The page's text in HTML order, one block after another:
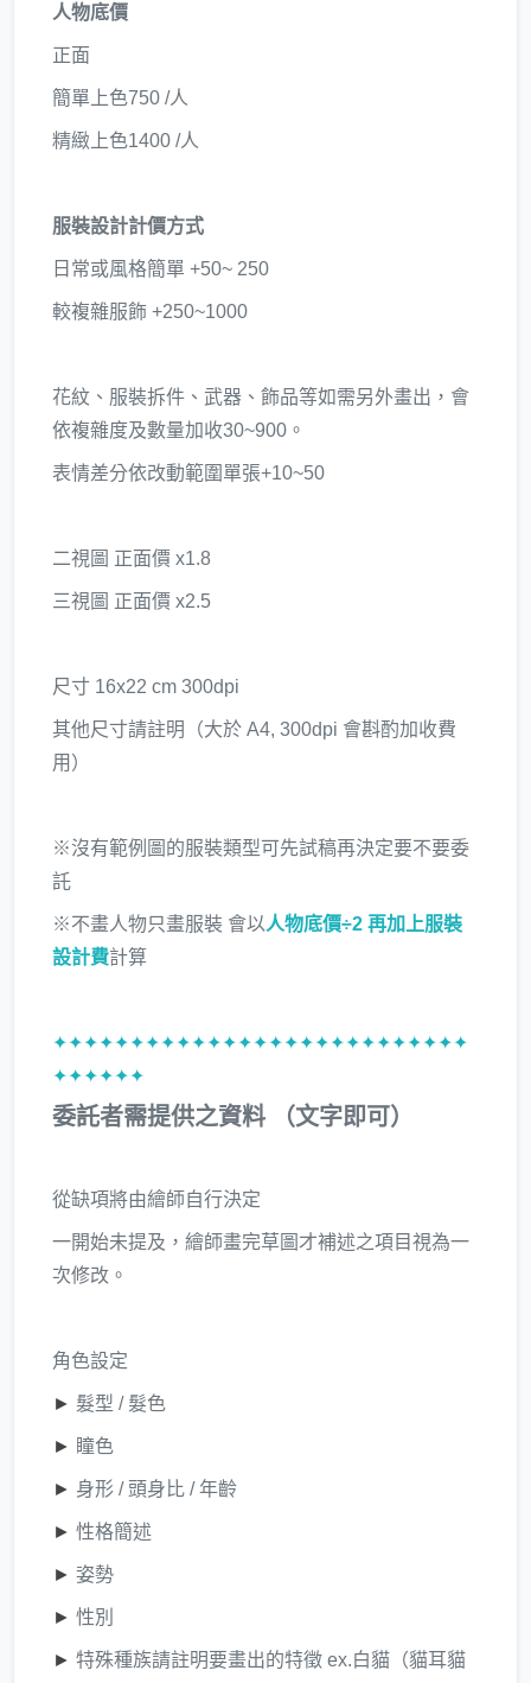
人物底價
正面
簡單上色750 /人
精緻上色1400 /人
服裝設計計價方式
日常或風格簡單 +50~ 250
較複雜服飾 +250~1000
花紋、服裝拆件、武器、飾品等如需另外畫出，會
依複雜度及數量加收30~900。
表情差分依改動範圍單張+10~50
二視圖 正面價 x1.8
三視圖 正面價 x2.5
尺寸 16x22 cm 300dpi
其他尺寸請註明（大於 A4, 300dpi 會斟酌加收費
用）
※沒有範例圖的服裝類型可先試稿再決定要不要委
託
※不畫人物只畫服裝 會以人物底價÷2 再加上服裝
設計費計算
✦✦✦✦✦✦✦✦✦✦✦✦✦✦✦✦✦✦✦✦✦✦✦✦✦✦✦
✦✦✦✦✦✦
委託者需提供之資料 （文字即可）
從缺項將由繪師自行決定
一開始未提及，繪師畫完草圖才補述之項目視為一
次修改。
角色設定
► 髮型 / 髮色
► 瞳色
► 身形 / 頭身比 / 年齡
► 性格簡述
► 姿勢
► 性別
► 特殊種族請註明要畫出的特徵 ex.白貓（貓耳貓